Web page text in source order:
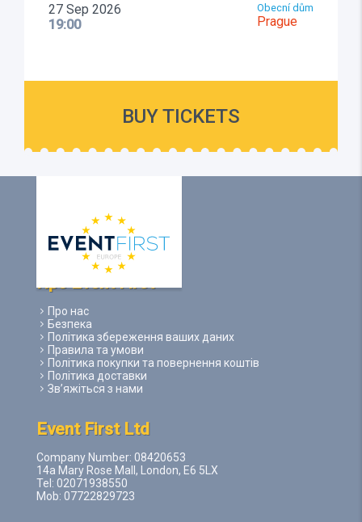
27 Sep 2026
19:00
Obecní dům
Prague
BUY TICKETS
Про Event First
Про нас
Безпека
Політика збереження ваших даних
Правила та умови
Політика покупки та повернення коштів
Політика доставки
Зв’яжіться з нами
Event First Ltd
Company Number: 08420653
14a Mary Rose Mall, London, E6 5LX
Tel: 02071938550
Mob: 07722829723